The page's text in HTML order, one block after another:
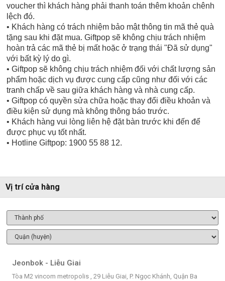
voucher thì khách hàng phải thanh toán thêm khoản chênh
lệch đó.
• Khách hàng có trách nhiệm bảo mật thông tin mã thẻ quà
tặng sau khi đặt mua. Giftpop sẽ không chịu trách nhiệm
hoàn trả các mã thẻ bị mất hoặc ở trạng thái "Đã sử dụng"
với bất kỳ lý do gì.
• Giftpop sẽ không chịu trách nhiệm đối với chất lượng sản
phẩm hoặc dịch vụ được cung cấp cũng như đối với các
tranh chấp về sau giữa khách hàng và nhà cung cấp.
• Giftpop có quyền sửa chữa hoặc thay đổi điều khoản và
điều kiện sử dụng mà không thông báo trước.
• Khách hàng vui lòng liên hệ đặt bàn trước khi đến để
được phục vụ tốt nhất.
• Hotline Giftpop: 1900 55 88 12.
Vị trí cửa hàng
Jeonbok - Liễu Giai
Tòa M2 vincom metropolis , 29 Liễu Giai, P. Ngọc Khánh, Quận Ba